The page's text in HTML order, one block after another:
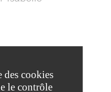
des cookies
le contrôle